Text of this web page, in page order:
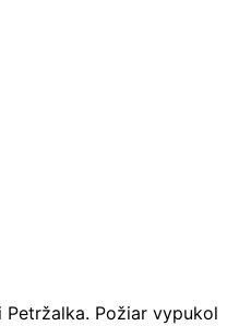
Petržalka. Požiar vypukol